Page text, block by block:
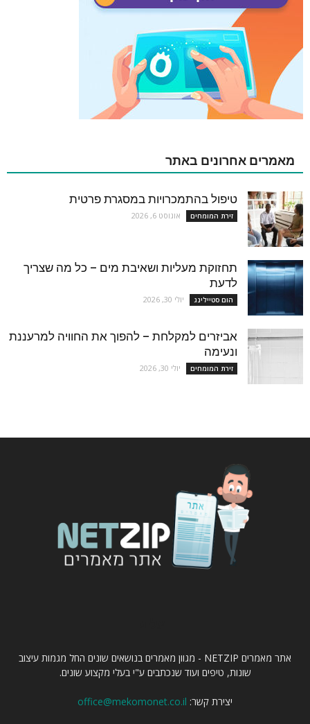
מאמרים אחרונים באתר
טיפול בהתמכרויות במסגרת פרטית
זירת המומחים אוגוסט 6, 2026
תחזוקת מעליות ושאיבת מים – כל מה שצריך
לדעת
הום סטיילינג יולי 30, 2026
אביזרים למקלחת – להפוך את החוויה למרעננת
ונעימה
זירת המומחים יולי 30, 2026
אתר מאמרים NETZIP - מגוון מאמרים בנושאים שונים החל מגמות עיצוב
שונות, טיפים ועוד שנכתבים ע"י בעלי מקצוע שונים.
יצירת קשר: office@mekomonet.co.il